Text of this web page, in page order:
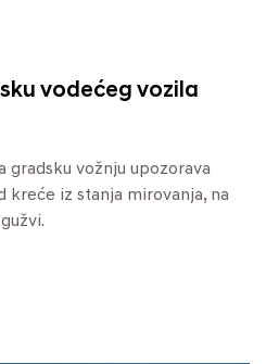
vodećeg vozila
gradsku vožnju upozorava
kreće iz stanja mirovanja, na